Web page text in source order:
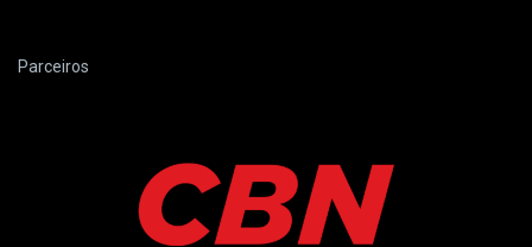
Parceiros